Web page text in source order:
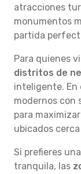
atracciones
monumentos
partida
Para quienes
distritos de
inteligente. En
modernos con
para
ubicados
Si prefieres
tranquila, las